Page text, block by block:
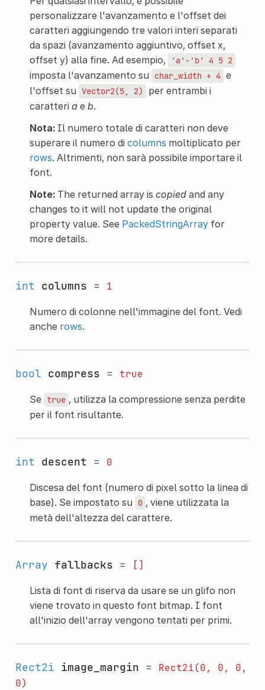
personalizzare l'avanzamento e l'offset dei
caratteri aggiungendo tre valori interi separati
da spazi (avanzamento aggiuntivo, offset x,
offset y) alla fine. Ad esempio,
'a'-'b' 4 5 2
imposta l'avanzamento su char_width + 4 e
l'offset su Vector2(5, 2)
per entrambi i
caratteri ae b.
Nota:Il numero totale di caratteri non deve
superare il numero di columns moltiplicato per
rows. Altrimenti, non sarà possibile importare il
font.
Note:The returned array is copiedand any
changes to it will not update the original
property value. See PackedStringArrayfor
more details.
int columns = 1
Numero di colonne nell'immagine del font. Vedi
anche rows.
bool compress = true
Se true , utilizza la compressione senza perdite
per il font risultante.
int descent = 0
Discesa del font (numero di pixel sotto la linea di
base). Se impostato su
0 , viene utilizzata la
metà dell'altezza del carattere.
Array fallbacks = []
Lista di font di riserva da usare se un glifo non
viene trovato in questo font bitmap. I font
all'inizio dell'array vengono tentati per primi.
Rect2i image_margin = Rect2i(0, 0,
0,
0)